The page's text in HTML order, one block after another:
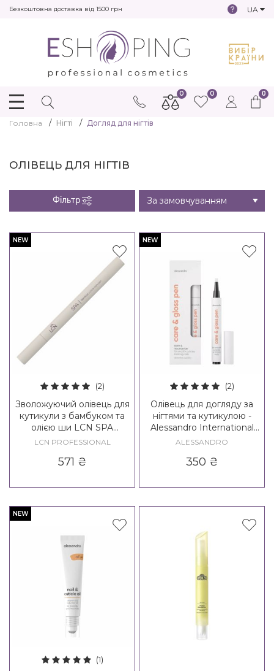
Безкоштовна доставка від 1500 грн UA
0
0 0
Головна Нігті Догляд для нігтів
ОЛІВЕЦЬ ДЛЯ НІГТІВ
Фільтр
NEW
(2)
Зволожуючий олівець для
кутикули з бамбуком та
олією ши LCN SPA
Bamboo Cuticle Care Pen
LCN PROFESSIONAL
571 ₴
NEW
(2)
Олівець для догляду за
нігтями та кутикулою -
Alessandro International
Care & Gloss Pen
ALESSANDRO
350 ₴
NEW
(1)